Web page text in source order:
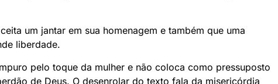
um jantar em sua homenagem e também que uma
liberdade.
pelo toque da mulher e não coloca como pressuposto
de Deus. O desenrolar do texto fala da misericórdia